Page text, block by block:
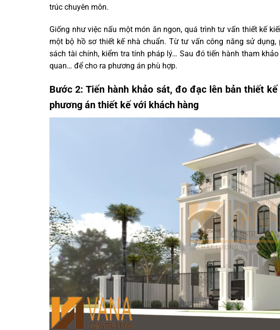
trúc chuyên môn.
Giống như việc nấu một món ăn ngon, quá trình tư vấn thiết kế
một bộ hồ sơ thiết kế nhà chuẩn. Từ tư vấn công năng sử
sách tài chính, kiểm tra tính pháp lý… Sau đó tiến hành tham
quan… để cho ra phương án phù hợp.
Bước 2: Tiến hành khảo sát, đo đạc lên bản thiết
phương án thiết kế với khách hàng